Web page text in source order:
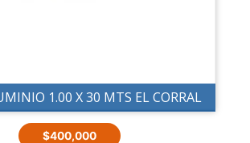
1.00 X 30 MTS EL CORRAL
$400,000